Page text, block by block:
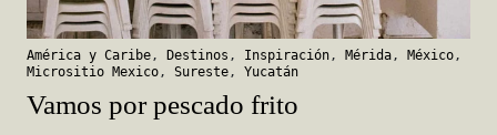
América y Caribe, Destinos , Inspiración, Mérida, México,
Micrositio Mexico, Sureste, Yucatán
Vamos por pescado frito